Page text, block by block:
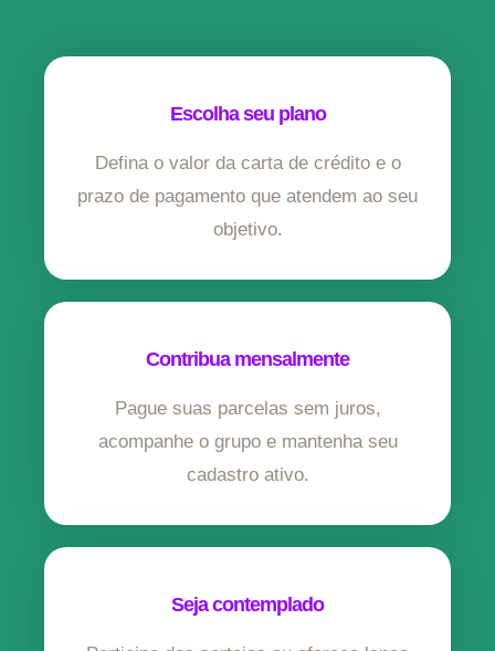
Escolha seu plano
Defina o valor da carta de crédito e o
prazo de pagamento que atendem ao seu
objetivo.
Contribua mensalmente
Pague suas parcelas sem juros,
acompanhe o grupo e mantenha seu
cadastro ativo.
Seja contemplado